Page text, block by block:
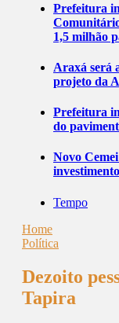
Prefeitura
1,5 milhão
Araxá será
projeto da
Prefeitura
do
Novo
Tempo
Home
Política
Dezoito
Tapira